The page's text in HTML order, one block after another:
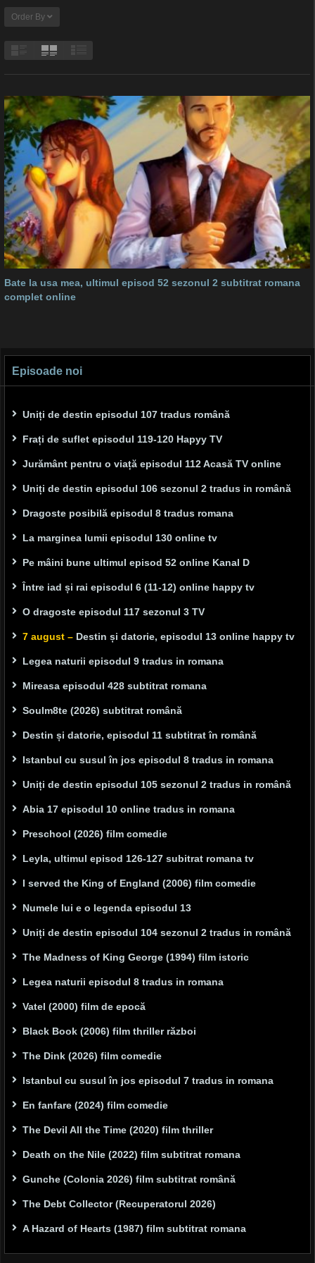
Order By
Bate la usa mea, ultimul episod 52 sezonul 2 subtitrat romana
complet online
Episoade noi
Uniți de destin episodul 107 tradus română
Frați de suflet episodul 119-120 Hapyy TV
Jurământ pentru o viață episodul 112 Acasă TV online
Uniți de destin episodul 106 sezonul 2 tradus in română
Dragoste posibilă episodul 8 tradus romana
La marginea lumii episodul 130 online tv
Pe mâini bune ultimul episod 52 online Kanal D
Între iad și rai episodul 6 (11-12) online happy tv
O dragoste episodul 117 sezonul 3 TV
7 august – Destin și datorie, episodul 13 online happy tv
Legea naturii episodul 9 tradus in romana
Mireasa episodul 428 subtitrat romana
Soulm8te (2026) subtitrat română
Destin și datorie, episodul 11 subtitrat în română
Istanbul cu susul în jos episodul 8 tradus in romana
Uniți de destin episodul 105 sezonul 2 tradus in română
Abia 17 episodul 10 online tradus in romana
Preschool (2026) film comedie
Leyla, ultimul episod 126-127 subitrat romana tv
I served the King of England (2006) film comedie
Numele lui e o legenda episodul 13
Uniți de destin episodul 104 sezonul 2 tradus in română
The Madness of King George (1994) film istoric
Legea naturii episodul 8 tradus in romana
Vatel (2000) film de epocă
Black Book (2006) film thriller război
The Dink (2026) film comedie
Istanbul cu susul în jos episodul 7 tradus in romana
En fanfare (2024) film comedie
The Devil All the Time (2020) film thriller
Death on the Nile (2022) film subtitrat romana
Gunche (Colonia 2026) film subtitrat română
The Debt Collector (Recuperatorul 2026)
A Hazard of Hearts (1987) film subtitrat romana